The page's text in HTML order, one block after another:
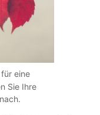
eine
Sie Ihre